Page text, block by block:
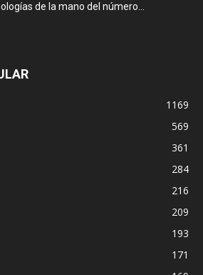
de la mano del número...
1169
569
361
284
216
209
193
171